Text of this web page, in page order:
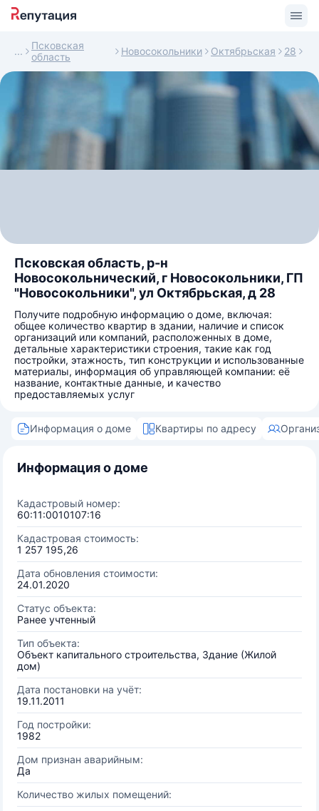
Псковская
область
Новосокольники Октябрьская 28
Псковская область, р-н
Новосокольнический, г Новосокольники, ГП
"Новосокольники", ул Октябрьская, д 28
Получите подробную информацию о доме, включая:
общее количество квартир в здании, наличие и список
организаций или компаний, расположенных в доме,
детальные характеристики строения, такие как год
постройки, этажность, тип конструкции и использованные
материалы, информация об управляющей компании: её
название, контактные данные, и качество
предоставляемых услуг
Информация о доме Квартиры по адресу
Информация о доме
Кадастровый номер:
60:11:0010107:16
Кадастровая стоимость:
1 257 195,26
Дата обновления стоимости:
24.01.2020
Статус объекта:
Ранее учтенный
Тип объекта:
Объект капитального строительства, Здание (Жилой
дом)
Дата постановки на учёт:
19.11.2011
Год постройки:
1982
Дом признан аварийным:
Да
Количество жилых помещений: